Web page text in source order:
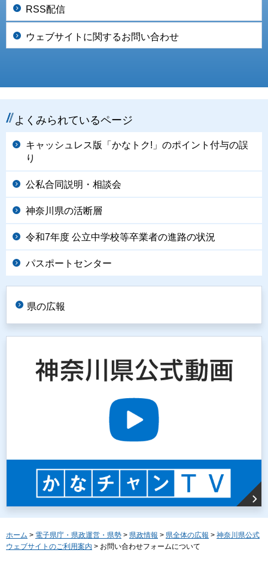
RSS配信
ウェブサイトに関するお問い合わせ
よくみられているページ
キャッシュレス版「かなトク!」のポイント付与の誤
り
公私合同説明・相談会
神奈川県の活断層
令和7年度 公立中学校等卒業者の進路の状況
パスポートセンター
県の広報
ホーム > 電子県庁・県政運営・県勢 > 県政情報 > 県全体の広報 > 神奈川県公式
ウェブサイトのご利用案内 > お問い合わせフォームについて